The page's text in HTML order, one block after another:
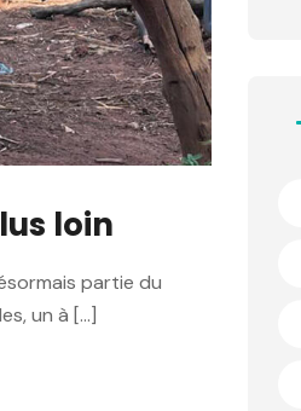
loin
partie du
un à […]